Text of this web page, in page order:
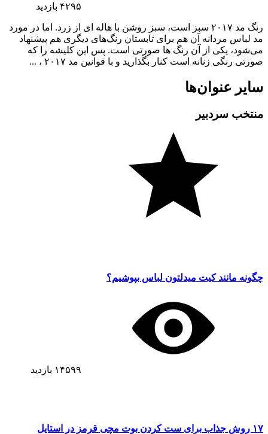
۴۲۹۵ بازدید
رنگ مد ۲۰۱۷ سبز است، سبز روشن با هاله ای از زرد. اما در مورد
مد لباس مردانه آن هم برای تابستان رنگ‌های دیگری هم پیشنهاد
می‌شود، یکی از آن رنگ ها صورتی است. پس این کلیشه را که
صورتی رنگی زنانه است کنار بگذارید و با قوانین مد ۲۰۱۷ ، ...
سایر عنوان‌ها
منتخب سردبیر
چگونه مانند کیت میدلتون لباس بپوشیم؟
۱۴۵۹۹ بازدید
۱۷ روش جذاب برای ست کردن بوت مچی قرمز در استایل